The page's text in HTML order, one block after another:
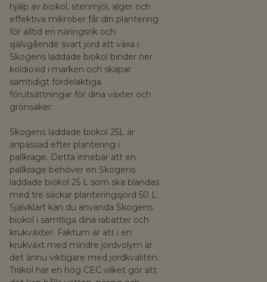
hjälp av biokol, stenmjöl, alger och
effektiva mikrober får din plantering
för alltid en näringsrik och
självgående svart jord att växa i.
Skogens laddade biokol binder ner
koldioxid i marken och skapar
samtidigt fördelaktiga
förutsättningar för dina växter och
grönsaker.
Skogens laddade biokol 25L är
anpassad efter plantering i
pallkrage. Detta innebär att en
pallkrage behöver en Skogens
laddade biokol 25 L som ska blandas
med tre säckar planteringsjord 50 L.
Självklart kan du använda Skogens
biokol i samtliga dina rabatter och
krukväxter. Faktum är att i en
krukväxt med mindre jordvolym är
det ännu viktigare med jordkvalitén.
Träkol har en hög CEC vilket gör att